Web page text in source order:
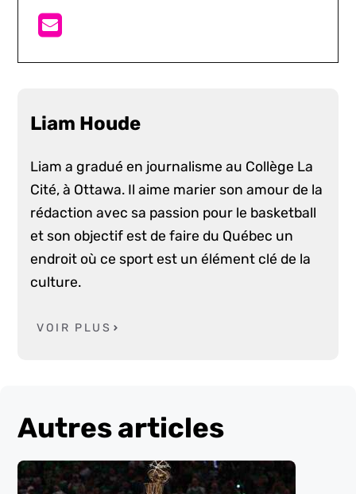
Liam Houde
Liam a gradué en journalisme au Collège La
Cité, à Ottawa. Il aime marier son amour de la
rédaction avec sa passion pour le basketball
et son objectif est de faire du Québec un
endroit où ce sport est un élément clé de la
culture.
VOIR PLUS
Autres articles